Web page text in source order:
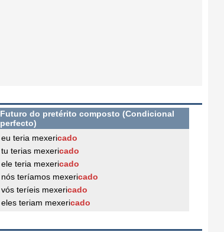
Futuro do pretérito composto (Condicional
perfecto)
eu teria mexericado
tu terias mexericado
ele teria mexericado
nós teríamos mexericado
vós teríeis mexericado
eles teriam mexericado